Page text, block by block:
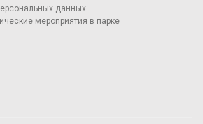
данных
мероприятия в парке